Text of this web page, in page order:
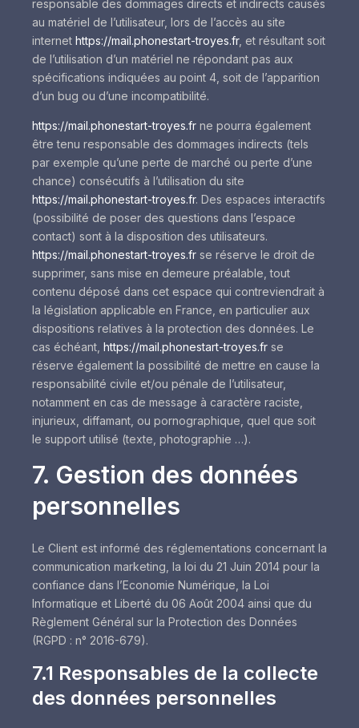
responsable des dommages directs et indirects causés
au matériel de l’utilisateur, lors de l’accès au site
internet https://mail.phonestart-troyes.fr, et résultant soit
de l’utilisation d’un matériel ne répondant pas aux
spécifications indiquées au point 4, soit de l’apparition
d’un bug ou d’une incompatibilité.
https://mail.phonestart-troyes.fr ne pourra également
être tenu responsable des dommages indirects (tels
par exemple qu’une perte de marché ou perte d’une
chance) consécutifs à l’utilisation du site
https://mail.phonestart-troyes.fr. Des espaces interactifs
(possibilité de poser des questions dans l’espace
contact) sont à la disposition des utilisateurs.
https://mail.phonestart-troyes.fr se réserve le droit de
supprimer, sans mise en demeure préalable, tout
contenu déposé dans cet espace qui contreviendrait à
la législation applicable en France, en particulier aux
dispositions relatives à la protection des données. Le
cas échéant, https://mail.phonestart-troyes.fr se
réserve également la possibilité de mettre en cause la
responsabilité civile et/ou pénale de l’utilisateur,
notamment en cas de message à caractère raciste,
injurieux, diffamant, ou pornographique, quel que soit
le support utilisé (texte, photographie …).
7. Gestion des données
personnelles
Le Client est informé des réglementations concernant la
communication marketing, la loi du 21 Juin 2014 pour la
confiance dans l’Economie Numérique, la Loi
Informatique et Liberté du 06 Août 2004 ainsi que du
Règlement Général sur la Protection des Données
(RGPD : n° 2016-679).
7.1 Responsables de la collecte
des données personnelles